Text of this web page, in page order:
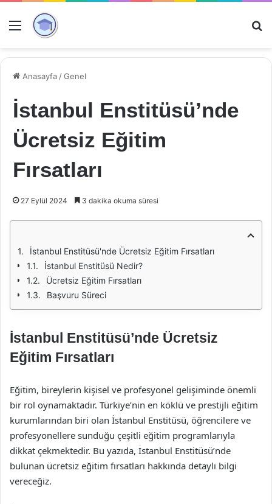
Menü
Anasayfa /Genel
İstanbul Enstitüsü’nde
Ücretsiz Eğitim
Fırsatları
27 Eylül 2024 3 dakika okuma süresi
İstanbul Enstitüsü'nde Ücretsiz Eğitim Fırsatları
İstanbul Enstitüsü Nedir?
Ücretsiz Eğitim Fırsatları
Başvuru Süreci
İstanbul Enstitüsü’nde Ücretsiz
Eğitim Fırsatları
Eğitim, bireylerin kişisel ve profesyonel gelişiminde önemli
bir rol oynamaktadır. Türkiye’nin en köklü ve prestijli eğitim
kurumlarından biri olan İstanbul Enstitüsü, öğrencilere ve
profesyonellere sunduğu çeşitli eğitim programlarıyla
dikkat çekmektedir. Bu yazıda, İstanbul Enstitüsü’nde
bulunan ücretsiz eğitim fırsatları hakkında detaylı bilgi
vereceğiz.